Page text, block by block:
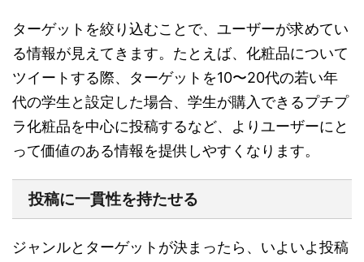
ターゲットを絞り込むことで、ユーザーが求めてい
る情報が見えてきます。たとえば、化粧品について
ツイートする際、ターゲットを10〜20代の若い年
代の学生と設定した場合、学生が購入できるプチプ
ラ化粧品を中心に投稿するなど、よりユーザーにと
って価値のある情報を提供しやすくなります。
投稿に一貫性を持たせる
ジャンルとターゲットが決まったら、いよいよ投稿